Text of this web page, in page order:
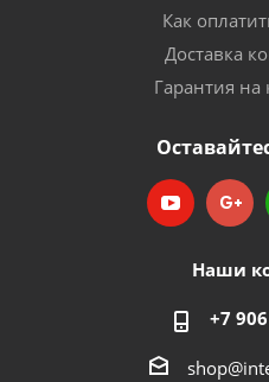
Как
Доставка
Гарантия
Наши
+7